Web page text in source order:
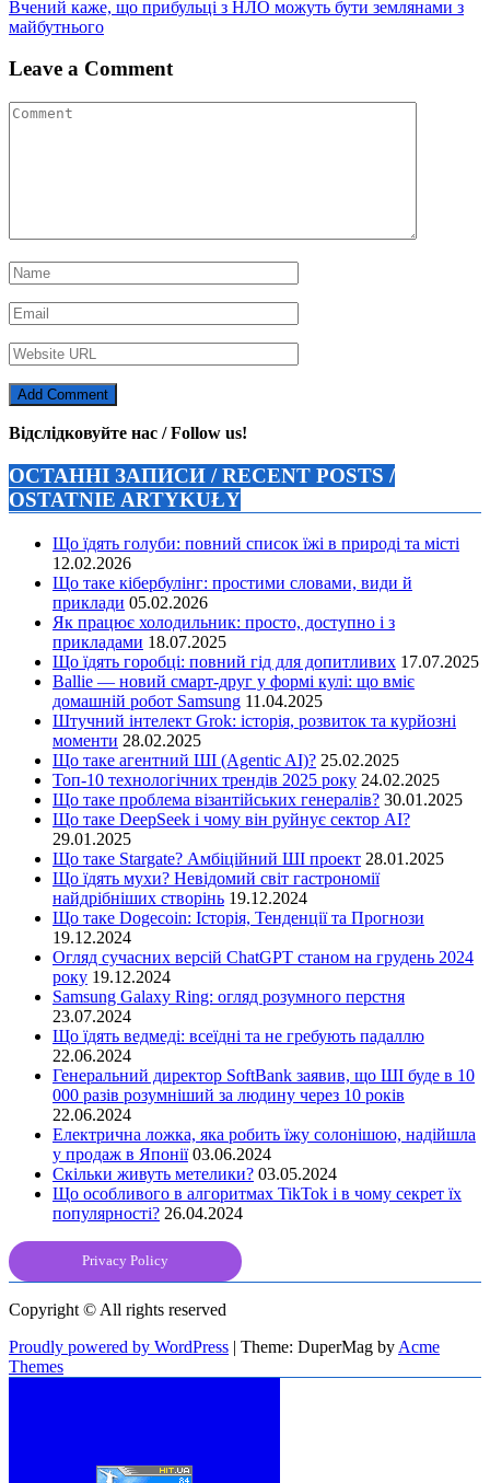
записів
Вчений каже, що прибульці з НЛО можуть бути землянами з
майбутнього
Leave a Comment
Відслідковуйте нас / Follow us!
ОСТАННІ ЗАПИСИ / RECENT POSTS /
OSTATNIE ARTYKUŁY
Що їдять голуби: повний список їжі в природі та місті
12.02.2026
Що таке кібербулінг: простими словами, види й
приклади 05.02.2026
Як працює холодильник: просто, доступно і з
прикладами 18.07.2025
Що їдять горобці: повний гід для допитливих 17.07.2025
Ballie — новий смарт-друг у формі кулі: що вміє
домашній робот Samsung 11.04.2025
Штучний інтелект Grok: історія, розвиток та курйозні
моменти 28.02.2025
Що таке агентний ШІ (Agentic AI)? 25.02.2025
Топ-10 технологічних трендів 2025 року 24.02.2025
Що таке проблема візантійських генералів? 30.01.2025
Що таке DeepSeek і чому він руйнує сектор АІ?
29.01.2025
Що таке Stargate? Амбіційний ШІ проект 28.01.2025
Що їдять мухи? Невідомий світ гастрономії
найдрібніших створінь 19.12.2024
Що таке Dogecoin: Історія, Тенденції та Прогнози
19.12.2024
Огляд сучасних версій ChatGPT станом на грудень 2024
року 19.12.2024
Samsung Galaxy Ring: огляд розумного перстня
23.07.2024
Що їдять ведмеді: всеїдні та не гребують падаллю
22.06.2024
Генеральний директор SoftBank заявив, що ШІ буде в 10
000 разів розумніший за людину через 10 років
22.06.2024
Електрична ложка, яка робить їжу солонішою, надійшла
у продаж в Японії 03.06.2024
Скільки живуть метелики? 03.05.2024
Що особливого в алгоритмах TikTok і в чому секрет їх
популярності? 26.04.2024
Privacy Policy
Copyright © All rights reserved
Proudly powered by WordPress | Theme: DuperMag by Acme
Themes